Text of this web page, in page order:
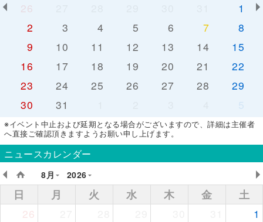
26
1
2
3 4 5 6 7
8
9
10 11 12 13 14
15
16
17 18 19 20 21
22
23
24 25 26 27 28
29
30
31 5
※イベント中止および延期となる場合がございますので、詳細は主催者
へ直接ご確認頂きますようお願い申し上げます。
ニュースカレンダー
8月
2026
日 月 火 水 木 金
土
26
1